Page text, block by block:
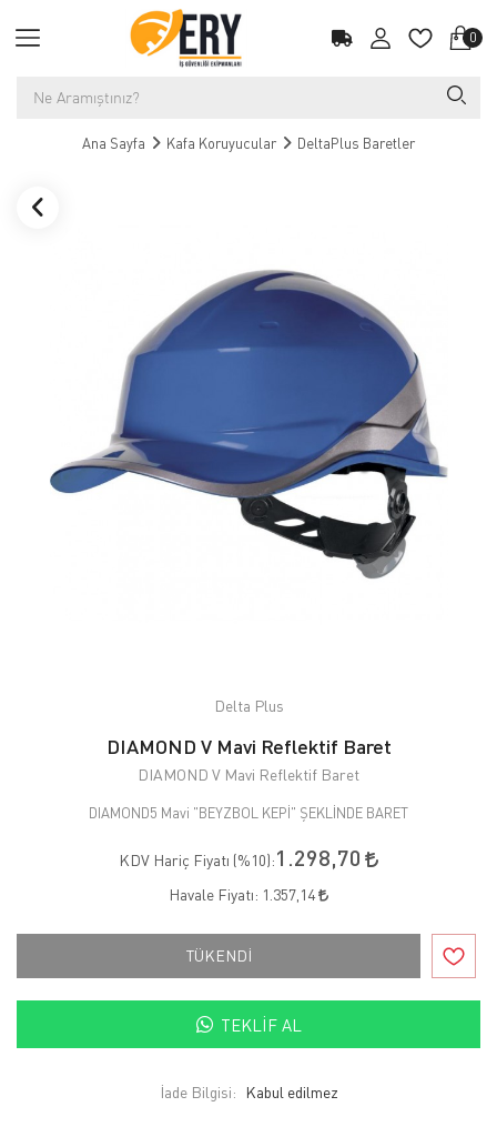
0
Ana Sayfa Kafa Koruyucular DeltaPlus Baretler
Delta Plus
DIAMOND V Mavi Reflektif Baret
DIAMOND V Mavi Reflektif Baret
DIAMOND5 Mavi "BEYZBOL KEPİ" ŞEKLİNDE BARET
KDV Hariç Fiyatı (%10):1.298,70
Havale Fiyatı: 1.357,14
TÜKENDİ
TEKLIF AL
İade Bilgisi: